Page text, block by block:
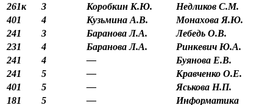
261к
3 Коробкин К.Ю.
Недликов С.М.
401
4 Кузьмина А.В.
Монахова Я.Ю.
241
3 Баранова Л.А.
Лебедь О.В.
231
4 Баранова Л.А.
Ринкевич Ю.А.
241
4 —
Буянова Е.В.
241
5 —
Кравченко О.Е.
401
5 —
Яськова Н.П.
181
5 —
Информатика